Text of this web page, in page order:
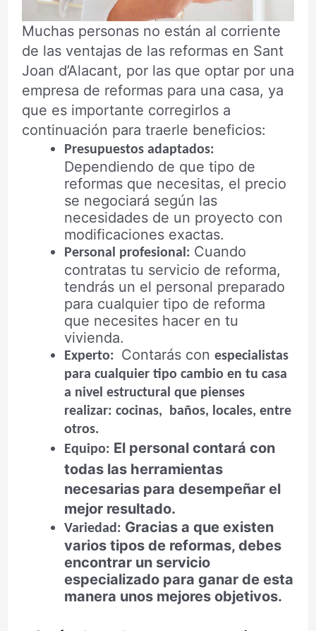
Muchas personas no están al corriente
de las ventajas de las reformas en Sant
Joan d’Alacant, por las que optar por una
empresa de reformas para una casa, ya
que es importante corregirlos a
continuación para traerle beneficios:
Presupuestos adaptados:
Dependiendo de que tipo de
reformas que necesitas, el precio
se negociará según las
necesidades de un proyecto con
modificaciones exactas.
Personal profesional: Cuando
contratas tu servicio de reforma,
tendrás un el personal preparado
para cualquier tipo de reforma
que necesites hacer en tu
vivienda.
Experto: Contarás conespecialistas
para cualquier tipo cambio en tu casa
a nivel estructural que pienses
realizar: cocinas, baños, locales, entre
otros.
Equipo: El personal contará con
todas las herramientas
necesarias para desempeñar el
mejor resultado.
Variedad: Gracias a que existen
varios tipos de reformas, debes
encontrar un servicio
especializado para ganar de esta
manera unos mejores objetivos.